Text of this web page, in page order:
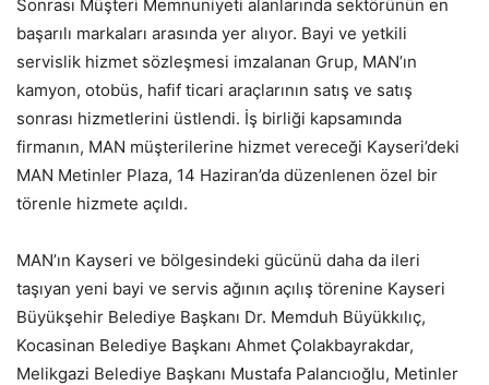
Sonrası Müşteri Memnuniyeti alanlarında sektörünün en
başarılı markaları arasında yer alıyor. Bayi ve yetkili
servislik hizmet sözleşmesi imzalanan Grup, MAN’ın
kamyon, otobüs, hafif ticari araçlarının satış ve satış
sonrası hizmetlerini üstlendi. İş birliği kapsamında
firmanın, MAN müşterilerine hizmet vereceği Kayseri’deki
MAN Metinler Plaza, 14 Haziran’da düzenlenen özel bir
törenle hizmete açıldı.
MAN’ın Kayseri ve bölgesindeki gücünü daha da ileri
taşıyan yeni bayi ve servis ağının açılış törenine Kayseri
Büyükşehir Belediye Başkanı Dr. Memduh Büyükkılıç,
Kocasinan Belediye Başkanı Ahmet Çolakbayrakdar,
Melikgazi Belediye Başkanı Mustafa Palancıoğlu, Metinler